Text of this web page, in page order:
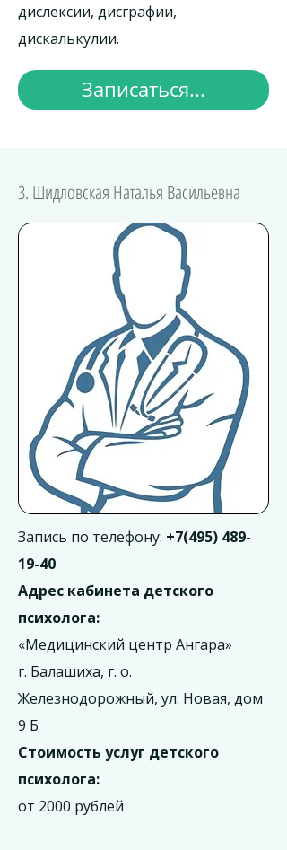
дислексии, дисграфии,
дискалькулии.
Записаться...
3. Шидловская Наталья Васильевна
Запись по телефону: +7(495) 489-
19-40
Адрес кабинета детского
психолога:
«Медицинский центр Ангара»
г. Балашиха, г. о.
Железнодорожный, ул. Новая, дом
9 Б
Стоимость услуг детского
психолога:
от 2000 рублей